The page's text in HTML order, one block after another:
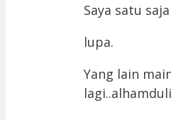
Saya satu
lupa.
Yang lain